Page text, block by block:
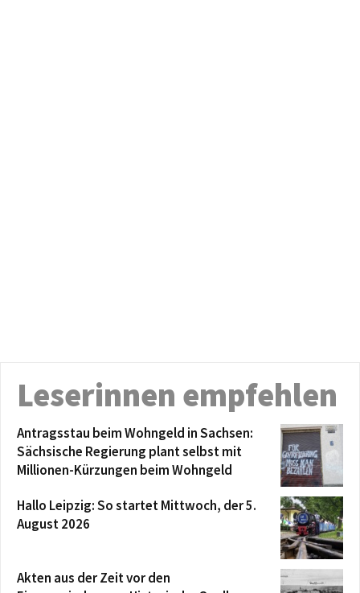
Leserinnen empfehlen
Antragsstau beim Wohngeld in Sachsen:
Sächsische Regierung plant selbst mit
Millionen-Kürzungen beim Wohngeld
Hallo Leipzig: So startet Mittwoch, der 5.
August 2026
Akten aus der Zeit vor den